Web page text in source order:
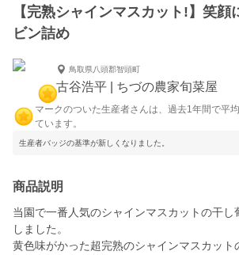
【完熟シャインマスカット!】笑顔
ビン詰め
鳥取県八頭郡智頭町
古谷浩平 | ちづの農家旬菜屋
マークのついた生産者さんは、過去1年間で平
ています。
生産者バッジの基準が新しくなりました。
商品説明
当園で一番人気のシャインマスカットの干し
しました。
黄色味がかった超完熟のシャインマスカット